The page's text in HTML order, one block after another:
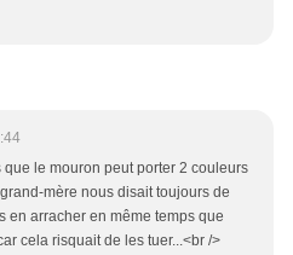
le mouron peut porter 2 couleurs
mère nous disait toujours de
en arracher en même temps que
cela risquait de les tuer...<br />